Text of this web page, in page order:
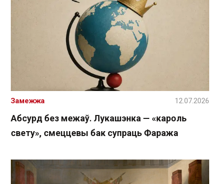
Абсурд без межаў. Лукашэнка — «кароль
свету», смеццевы бак супраць Фаража
Замежжа 12.07.2026